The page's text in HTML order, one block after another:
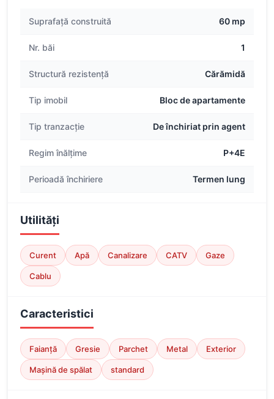
Suprafață construită 60 mp
Nr. băi 1
Structură rezistență Cărămidă
Tip imobil Bloc de apartamente
Tip tranzacție De închiriat prin agent
Regim înălțime P+4E
Perioadă închiriere Termen lung
Utilități
Curent Apă Canalizare CATV Gaze
Cablu
Caracteristici
Faianță Gresie Parchet Metal Exterior
Mașină de spălat standard